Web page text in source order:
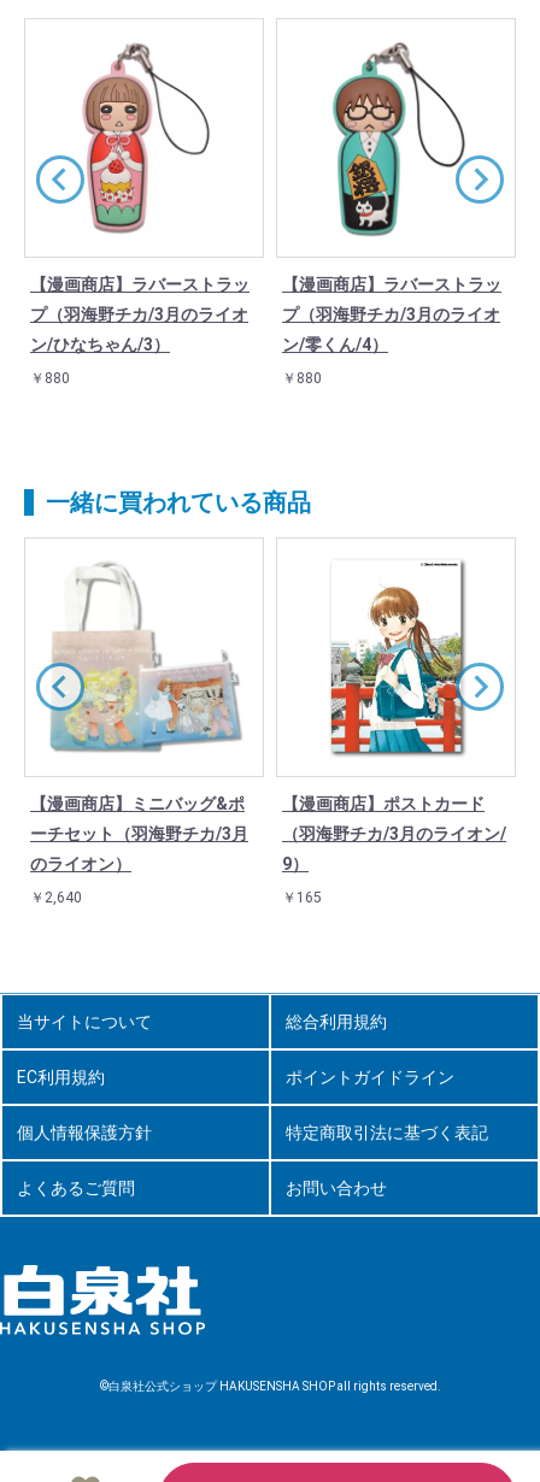
【漫画商店】ラバーストラッ
プ（羽海野チカ/3月のライオ
ン/ひなちゃん/3）
￥880
【漫画商店】ラバーストラッ
プ（羽海野チカ/3月のライオ
ン/零くん/4）
￥880
一緒に買われている商品
【漫画商店】ミニバッグ&ポ
ーチセット（羽海野チカ/3月
のライオン）
￥2,640
【漫画商店】ポストカード
（羽海野チカ/3月のライオン/
9）
￥165
当サイトについて 総合利用規約
EC利用規約 ポイントガイドライン
個人情報保護方針 特定商取引法に基づく表記
よくあるご質問 お問い合わせ
©白泉社公式ショップ HAKUSENSHA SHOP all rights reserved.